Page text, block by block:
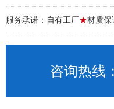
服务承诺：自有工厂★材质保
咨询热线